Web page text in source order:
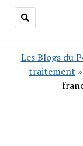
Les Blogs du
traitement »